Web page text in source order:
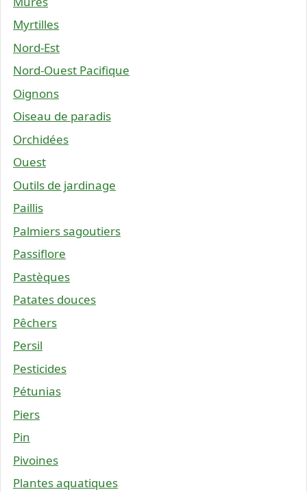
Myrtilles
Nord-Est
Nord-Ouest Pacifique
Oignons
Oiseau de paradis
Orchidées
Ouest
Outils de jardinage
Paillis
Palmiers sagoutiers
Passiflore
Pastèques
Patates douces
Pêchers
Persil
Pesticides
Pétunias
Piers
Pin
Pivoines
Plantes aquatiques